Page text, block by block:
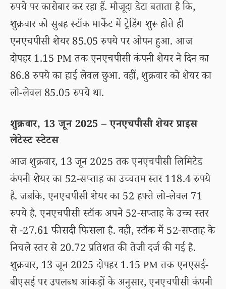
रुपये पर कारोबार कर रहा हैं. मौजूदा डेटा बताता है कि,
शुक्रवार को सुबह स्टॉक मार्केट में ट्रेडिंग शुरू होते ही
एनएचपीसी शेयर 85.05 रुपये पर ओपन हुआ. आज
दोपहर 1.15 PM तक एनएचपीसी कंपनी शेयर ने दिन का
86.8 रुपये का हाई लेवल छुआ. वहीं, शुक्रवार को शेयर का
लो-लेवल 85.05 रुपये था.
शुक्रवार, 13 जून 2025 – एनएचपीसी शेयर प्राइस
लेटेस्ट स्टेटस
आज शुक्रवार, 13 जून 2025 तक एनएचपीसी लिमिटेड
कंपनी शेयर का 52-सप्ताह का उच्चतम स्तर 118.4 रुपये
है. जबकि, एनएचपीसी शेयर का 52 हफ्ते लो-लेवल 71
रुपये है. एनएचपीसी स्टॉक अपने 52-सप्ताह के उच्च स्तर
से -27.61 फीसदी फिसला है. वही, स्टॉक में 52-सप्ताह के
निचले स्तर से 20.72 प्रतिशत की तेजी दर्ज की गई है.
शुक्रवार, 13 जून 2025 दोपहर 1.15 PM तक एनएसई-
बीएसई पर उपलब्ध आंकड़ों के अनुसार, एनएचपीसी कंपनी